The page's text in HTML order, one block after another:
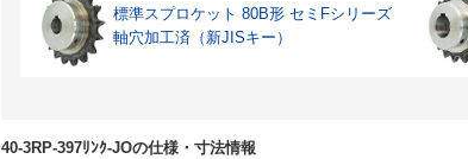
標準スプロケット 80B形 セミFシリーズ
軸穴加工済（新JISキー）
40-3RP-397ﾘﾝｸ-JOの仕様・寸法情報